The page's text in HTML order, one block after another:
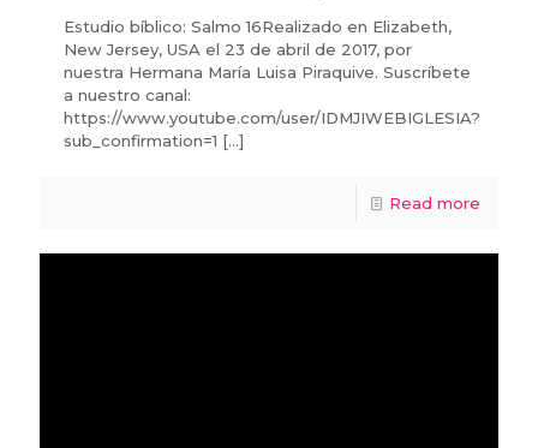
Estudio bíblico: Salmo 16Realizado en Elizabeth,
New Jersey, USA el 23 de abril de 2017, por
nuestra Hermana María Luisa Piraquive. Suscríbete
a nuestro canal:
https://www.youtube.com/user/IDMJIWEBIGLESIA?
sub_confirmation=1 […]
Read more